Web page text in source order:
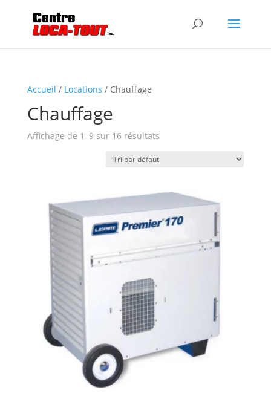
Accueil / Locations / Chauffage
Chauffage
Affichage de 1–9 sur 16 résultats